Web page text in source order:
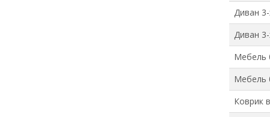
Диван
Диван
Мебель
Мебель
Коврик